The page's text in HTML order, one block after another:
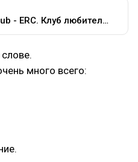
Enthusiast Riders Club - ERC. Клуб любителей мотоциклов разных марок.
много всего: